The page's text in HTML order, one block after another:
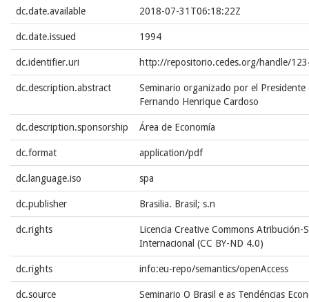
dc.date.available 2018-07-31T06:18:22Z
dc.date.issued 1994
dc.identifier.uri http://repositorio.cedes.org/handle/
dc.description.abstract
Seminario organizado por el Presidente
Fernando Henrique Cardoso
dc.description.sponsorship Área de Economía
dc.format application/pdf
dc.language.iso spa
dc.publisher Brasilia. Brasil; s.n
dc.rights
Licencia Creative Commons Atribución-
Internacional (CC BY-ND 4.0)
dc.rights info:eu-repo/semantics/openAccess
dc.source
Seminario O Brasil e as Tendéncias